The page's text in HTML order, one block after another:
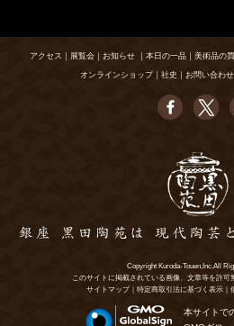
アクセス ｜ 展覧会 ｜ お知らせ ｜ 本日の一品 ｜ 美術品の
オンラインショップ｜ 社史 ｜ お問い合わせ
Copyright Kuroda-Touen,Inc.All
このサイトに掲載されている画像、文章等を許可
サイトマップ
特定商取引法に基づく表示
本サイトで